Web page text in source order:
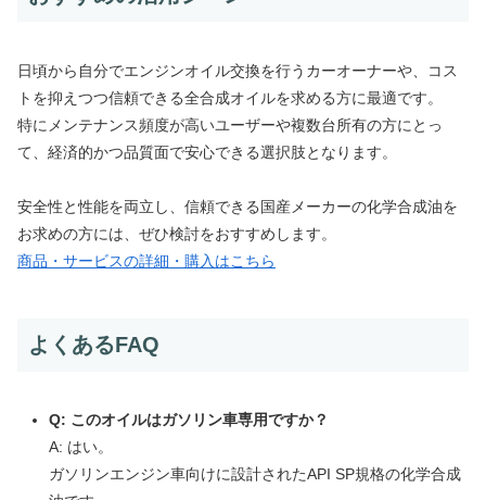
日頃から自分でエンジンオイル交換を行うカーオーナーや、コス
トを抑えつつ信頼できる全合成オイルを求める方に最適です。
特にメンテナンス頻度が高いユーザーや複数台所有の方にとっ
て、経済的かつ品質面で安心できる選択肢となります。
安全性と性能を両立し、信頼できる国産メーカーの化学合成油を
お求めの方には、ぜひ検討をおすすめします。
商品・サービスの詳細・購入はこちら
よくあるFAQ
Q: このオイルはガソリン車専用ですか？
A: はい。
ガソリンエンジン車向けに設計されたAPI SP規格の化学合成